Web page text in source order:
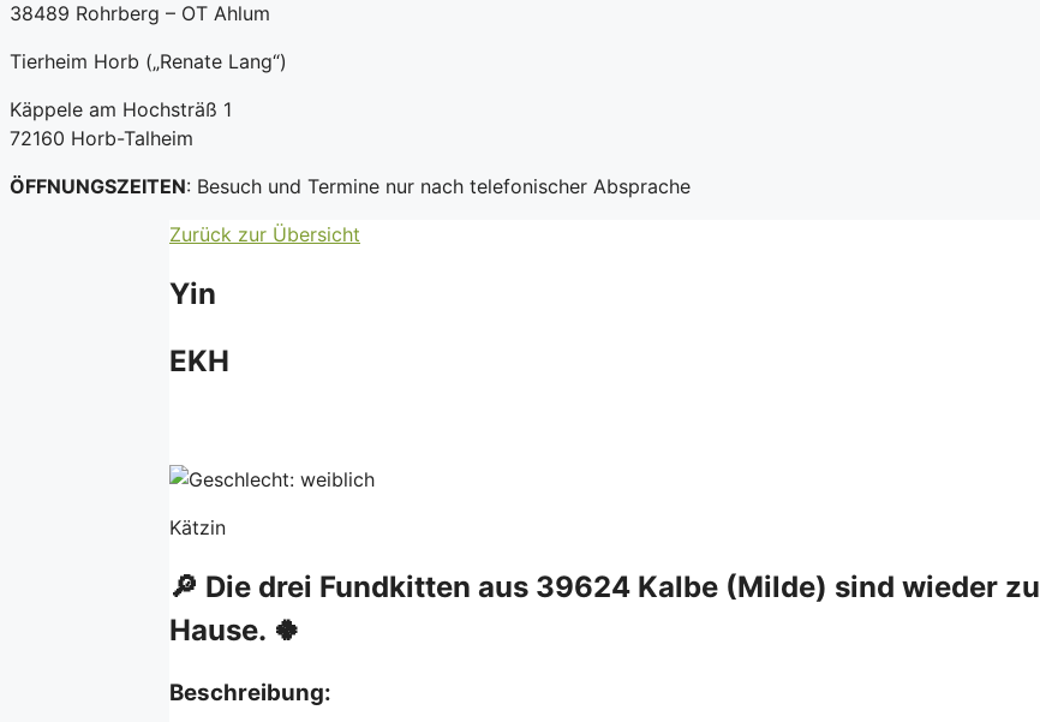
38489 Rohrberg – OT Ahlum
Tierheim Horb („Renate Lang“)
Käppele am Hochsträß 1
72160 Horb-Talheim
ÖFFNUNGSZEITEN: Besuch und Termine nur nach telefonischer Absprache
Zurück zur Übersicht
Yin
EKH
Kätzin
🔎 Die drei Fundkitten aus 39624 Kalbe (Milde) sind wieder zu
Hause. 🍀
Beschreibung: